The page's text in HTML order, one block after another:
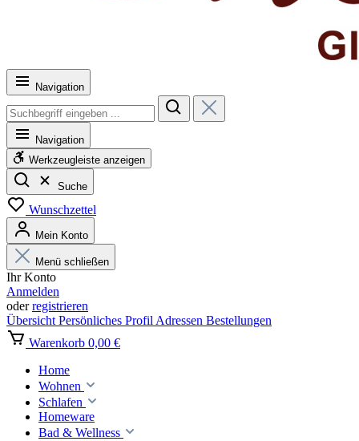
Navigation
Navigation
Werkzeugleiste anzeigen
Suche
Wunschzettel
Mein Konto
Menü schließen
Ihr Konto
Anmelden
oderregistrieren
Übersicht Persönliches Profil Adressen Bestellungen
Warenkorb 0,00 €
Home
Wohnen
Schlafen
Homeware
Bad & Wellness